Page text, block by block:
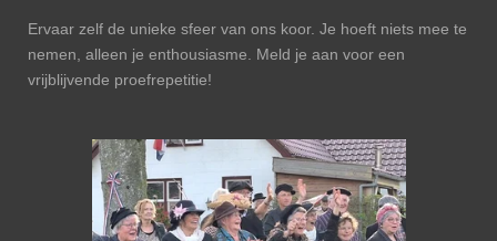
Ervaar zelf de unieke sfeer van ons koor. Je hoeft niets mee te
nemen, alleen je enthousiasme. Meld je aan voor een
vrijblijvende proefrepetitie!